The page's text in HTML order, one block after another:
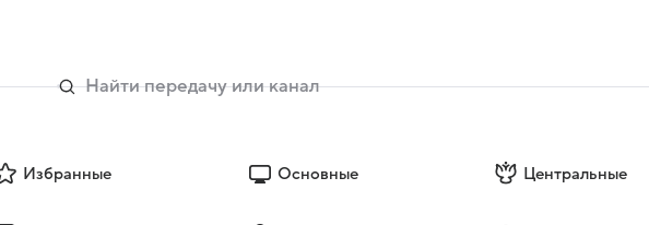
Избранные Основные Центральные